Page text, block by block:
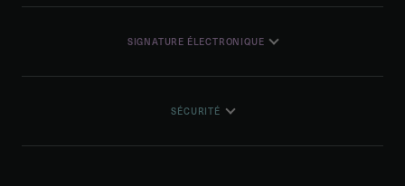
SIGNATURE ÉLECTRONIQUE
SÉCURITÉ